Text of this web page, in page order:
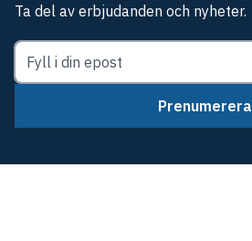
Ta del av erbjudanden och nyheter.
Prenumerera